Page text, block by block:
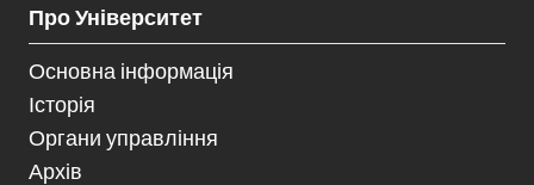
Про Університет
Основна інформація
Історія
Органи управління
Архів